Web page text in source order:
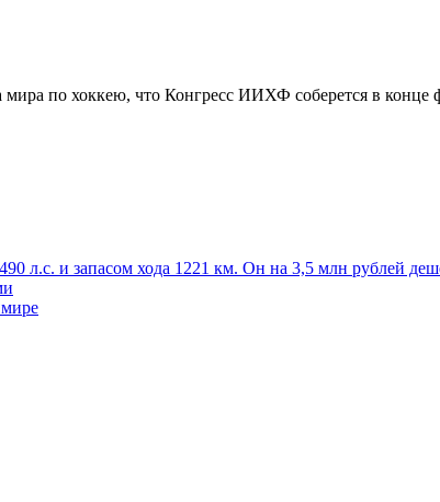
по хоккею, что Конгресс ИИХФ соберется в
л.с. и запасом хода 1221 км. Он на 3,5 млн рублей